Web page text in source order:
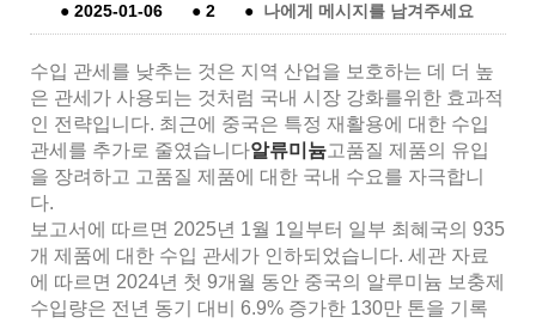
●2025-01-06 ●2 ● 나에게 메시지를 남겨주세요
수입 관세를 낮추는 것은 지역 산업을 보호하는 데 더 높
은 관세가 사용되는 것처럼 국내 시장 강화를위한 효과적
인 전략입니다. 최근에 중국은 특정 재활용에 대한 수입
관세를 추가로 줄였습니다알류미늄고품질 제품의 유입
을 장려하고 고품질 제품에 대한 국내 수요를 자극합니
다.
보고서에 따르면 2025년 1월 1일부터 일부 최혜국의 935
개 제품에 대한 수입 관세가 인하되었습니다. 세관 자료
에 따르면 2024년 첫 9개월 동안 중국의 알루미늄 보충제
수입량은 전년 동기 대비 6.9% 증가한 130만 톤을 기록